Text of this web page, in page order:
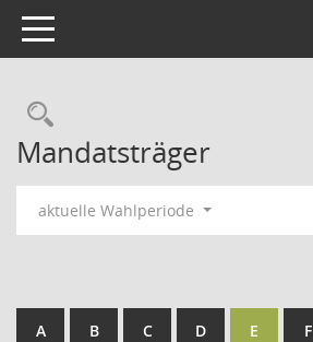
Toggle navigation
Rechercheauswahl
Mandatsträger
aktuelle Wahlperiode
A B C D E F